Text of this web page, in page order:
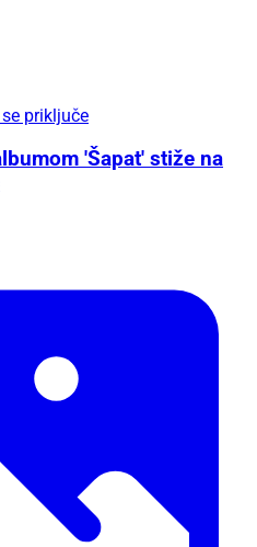
priključe
'Šapat' stiže na